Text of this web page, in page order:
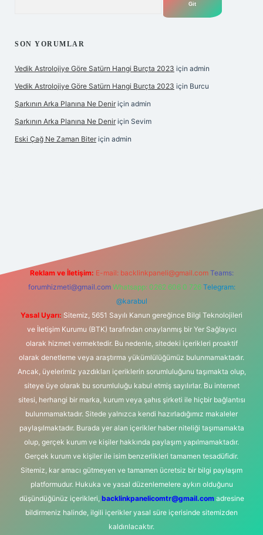
SON YORUMLAR
Vedik Astrolojiye Göre Satürn Hangi Burçta 2023 için admin
Vedik Astrolojiye Göre Satürn Hangi Burçta 2023 için Burcu
Şarkının Arka Planına Ne Denir için admin
Şarkının Arka Planına Ne Denir için Sevim
Eski Çağ Ne Zaman Biter için admin
Reklam ve İletişim: E-mail: backlinkpaneli@gmail.com Teams:
forumhizmeti@gmail.com Whatsapp: 0262 606 0 726 Telegram:
@karabul
Yasal Uyarı: Sitemiz, 5651 Sayılı Kanun gereğince Bilgi Teknolojileri
ve İletişim Kurumu (BTK) tarafından onaylanmış bir Yer Sağlayıcı
olarak hizmet vermektedir. Bu nedenle, sitedeki içerikleri proaktif
olarak denetleme veya araştırma yükümlülüğümüz bulunmamaktadır.
Ancak, üyelerimiz yazdıkları içeriklerin sorumluluğunu taşımakta olup,
siteye üye olarak bu sorumluluğu kabul etmiş sayılırlar. Bu internet
sitesi, herhangi bir marka, kurum veya şahıs şirketi ile hiçbir bağlantısı
bulunmamaktadır. Sitede yalnızca kendi hazırladığımız makaleler
paylaşılmaktadır. Burada yer alan içerikler haber niteliği taşımamakta
olup, gerçek kurum ve kişiler hakkında paylaşım yapılmamaktadır.
Gerçek kurum ve kişiler ile isim benzerlikleri tamamen tesadüfidir.
Sitemiz, kar amacı gütmeyen ve tamamen ücretsiz bir bilgi paylaşım
platformudur. Hukuka ve yasal düzenlemelere aykırı olduğunu
düşündüğünüz içerikleri, backlinkpanelicomtr@gmail.comadresine
bildirmeniz halinde, ilgili içerikler yasal süre içerisinde sitemizden
kaldırılacaktır.